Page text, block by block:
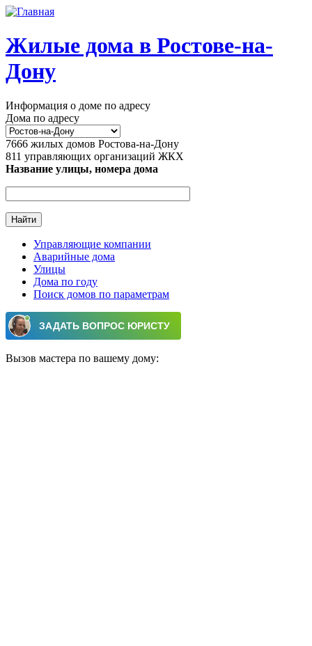
Перейти к основному содержанию
Жилые дома в Ростове-на-
Дону
Информация о доме по адресу
Дома по адресу
7666 жилых домов Ростова-на-Дону
811 управляющих организаций ЖКХ
Название улицы, номера дома
Главное меню
Управляющие компании
Аварийные дома
Улицы
Дома по году
Поиск домов по параметрам
Вызов мастера по вашему дому: